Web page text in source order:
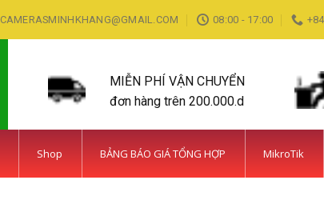
CAMERASMINHKHANG@GMAIL.COM 08:00 - 17:00
MIỄN PHÍ VẬN CHUYỂN
đơn hàng trên 200.000.d
Shop BẢNG BÁO GIÁ TỔNG HỢP MikroTik
DỊCH VỤ
LẮP ĐẶT CAMERA HUYỆN BÌNH